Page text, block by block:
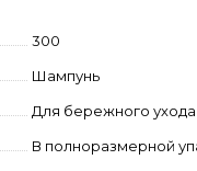
300
Шампунь
Для бережного ухода
В полноразмерной